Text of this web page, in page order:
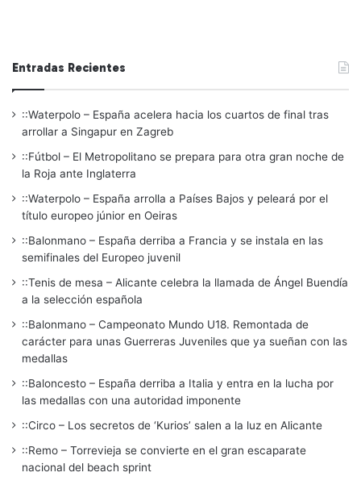
Entradas Recientes
::Waterpolo – España acelera hacia los cuartos de final tras
arrollar a Singapur en Zagreb
::Fútbol – El Metropolitano se prepara para otra gran noche de
la Roja ante Inglaterra
::Waterpolo – España arrolla a Países Bajos y peleará por el
título europeo júnior en Oeiras
::Balonmano – España derriba a Francia y se instala en las
semifinales del Europeo juvenil
::Tenis de mesa – Alicante celebra la llamada de Ángel Buendía
a la selección española
::Balonmano – Campeonato Mundo U18. Remontada de
carácter para unas Guerreras Juveniles que ya sueñan con las
medallas
::Baloncesto – España derriba a Italia y entra en la lucha por
las medallas con una autoridad imponente
::Circo – Los secretos de ‘Kurios’ salen a la luz en Alicante
::Remo – Torrevieja se convierte en el gran escaparate
nacional del beach sprint